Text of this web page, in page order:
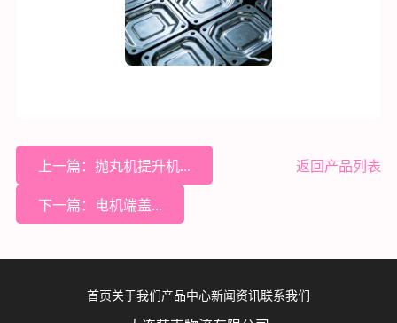
上一篇：抛丸机提升机... 返回产品列表
下一篇：电机端盖...
首页 关于我们 产品中心新闻资讯联系我们